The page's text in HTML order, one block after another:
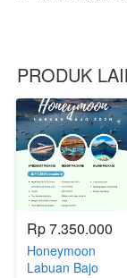
PRODUK
Rp 7.350.000
Honeymoon
Labuan Bajo